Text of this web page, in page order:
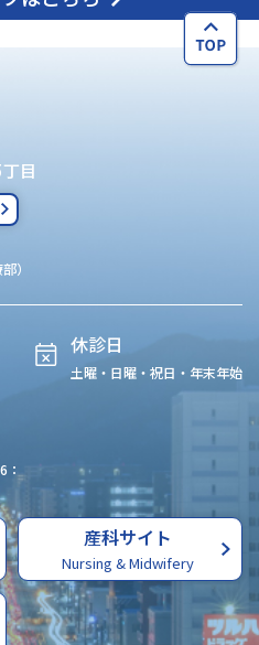
目
）
休診日
土曜・日曜・祝日・年末年始
産科サイト
Nursing & Midwifery